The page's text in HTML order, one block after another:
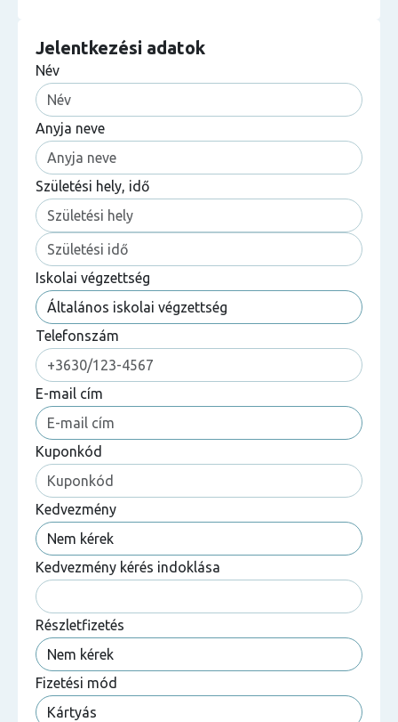
Jelentkezési adatok
Név
Anyja neve
Születési hely, idő
Iskolai végzettség
Telefonszám
E-mail cím
Kuponkód
Kedvezmény
Kedvezmény kérés indoklása
Részletfizetés
Fizetési mód